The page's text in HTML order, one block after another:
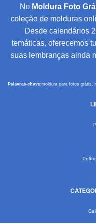
No Moldura Foto
coleção de molduras
Desde calendários
temáticas, oferecemos
suas lembranças ainda
Palavras-chave:moldura para fotos grátis,